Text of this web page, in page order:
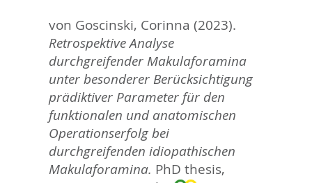
von Goscinski, Corinna (2023).
Retrospektive Analyse
durchgreifender Makulaforamina
unter besonderer Berücksichtigung
prädiktiver Parameter für den
funktionalen und anatomischen
Operationserfolg bei
durchgreifenden idiopathischen
Makulaforamina. PhD thesis,